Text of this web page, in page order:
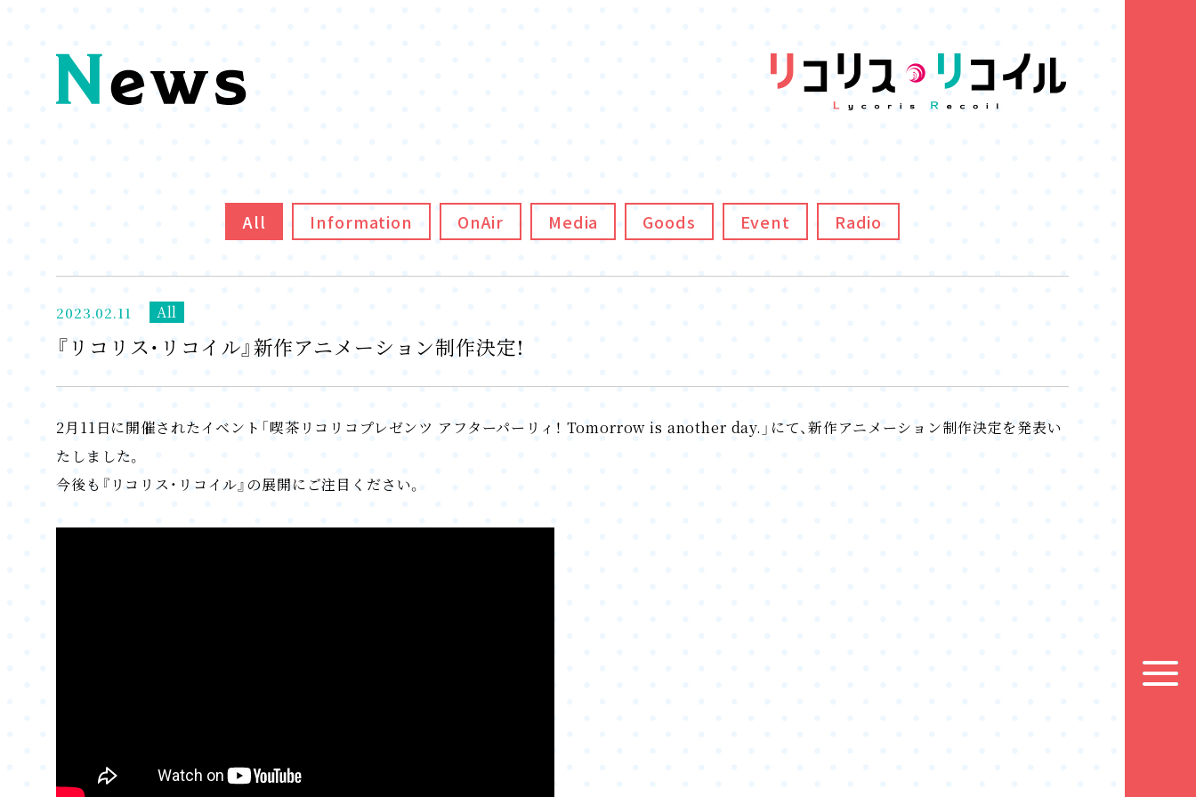
All Information OnAir Media Goods Event Radio
2023.02.11 All
『リコリス・リコイル』新作アニメーション制作決定!
2月11日に開催されたイベント「喫茶リコリコプレゼンツ アフターパーリィ！ Tomorrow is another day.」にて、新作アニメーション制作決定を発表い
たしました。
今後も『リコリス・リコイル』の展開にご注目ください。